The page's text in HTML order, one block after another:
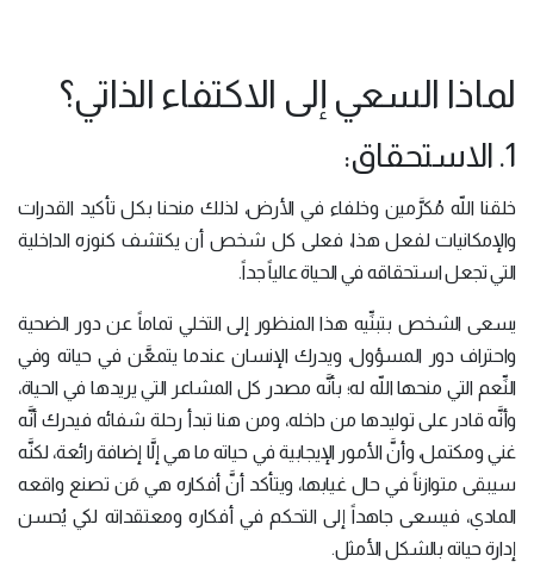
لماذا السعي إلى الاكتفاء الذاتي؟
1. الاستحقاق:
خلقنا اللّه مُكرَّمين وخلفاء في الأرض، لذلك منحنا بكل تأكيد القدرات
والإمكانيات لفعل هذا، فعلى كل شخص أن يكتشف كنوزه الداخلية
التي تجعل استحقاقه في الحياة عالياً جداً.
يسعى الشخص بتبنِّيه هذا المنظور إلى التخلي تماماً عن دور الضحية
واحتراف دور المسؤول، ويدرك الإنسان عندما يتمعَّن في حياته وفي
النِّعم التي منحها اللّه له؛ بأنَّه مصدر كل المشاعر التي يريدها في الحياة،
وأنَّه قادر على توليدها من داخله، ومن هنا تبدأ رحلة شفائه فيدرك أنَّه
غني ومكتمل، وأنَّ الأمور الإيجابية في حياته ما هي إلَّا إضافة رائعة، لكنَّه
سيبقى متوازناً في حال غيابها، ويتأكد أنَّ أفكاره هي مَن تصنع واقعه
المادي، فيسعى جاهداً إلى التحكم في أفكاره ومعتقداته لكي يُحسن
إدارة حياته بالشكل الأمثل.